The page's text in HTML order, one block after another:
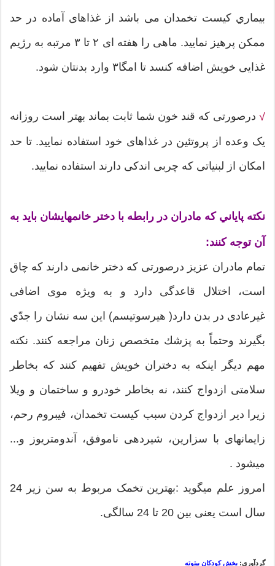
بیماري کیست تخمدان می باشد از غذاهای آماده در حد
ممکن پرهیز نمایید. ماهی را هفته ای ۲ تا ۳ مرتبه به رژیم
غذایی خویش اضافه کنسد تا امگا۳ وارد بدنتان شود.
√ درصورتی که قند خون شما ثابت بماند بهتر است روزانه
یک وعده از پروتئین در غذاهای خود استفاده نمایید. تا حد
امکان از لبنیاتی که چربی اندکی دارند استفاده نمایید.
نکته پاياني که مادران در رابطه با دختر خانمهایشان باید به
آن توجه كنند:
تمام مادران عزیز درصورتی که دختر خانمی دارند كه چاق
است، اختلال قاعدگی دارد و به ویژه موی اضافی
غیرعادی در بدن دارد( هیرسوتیسم) این سه نشان را جدّي
بگیرند وحتماً به پزشك متخصص زنان مراجعه کنند. نكته
مهم ديگر اینكه به دختران خویش تفهیم كنند كه بخاطر
سلامتی ازدواج كنند، نه بخاطر خودرو و ساختمان و ویلا
زیرا دیر ازدواج كردن سبب كیست تخمدان، فیبروم رحم،
زایمانهای با سزارین، شیردهی ناموفق، آندومتریوز و...
ميشود .
امروز علم ميگويد :بهترین تخمک مربوط به سن زیر 24
سال است یعنی بین 20 تا 24 سالگی.
گردآوری: بخش کودکان بیتوته